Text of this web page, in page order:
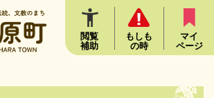
メニューを飛ばして本文へ
閲覧
補助
もしも
の時
マイ
ページ